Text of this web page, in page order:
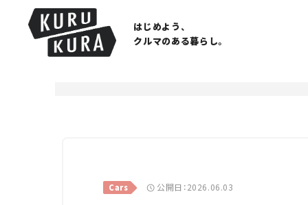
はじめよう、
クルマのある暮らし。
Cars 公開日：2026.06.03